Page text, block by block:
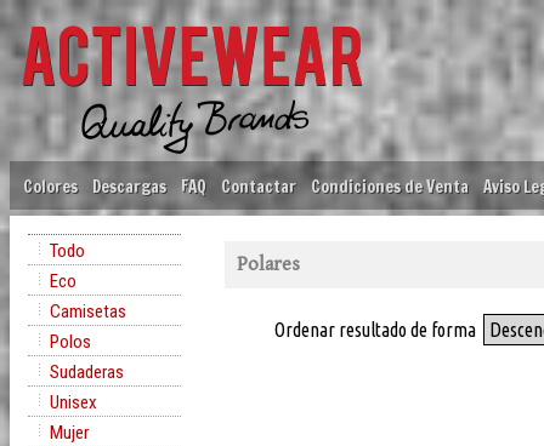
Colores Descargas FAQ Contactar Condiciones de Venta Aviso
Todo
Eco
Camisetas
Polos
Sudaderas
Unisex
Mujer
Polares
Ordenar resultado de forma